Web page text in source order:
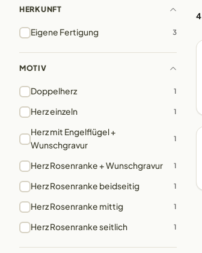
HERKUNFT
Eigene Fertigung 3
MOTIV
Doppelherz 1
Herz einzeln 1
Herz mit Engelflügel +
Wunschgravur
1
Herz Rosenranke + Wunschgravur 1
Herz Rosenranke beidseitig 1
Herz Rosenranke mittig 1
Herz Rosenranke seitlich 1
4